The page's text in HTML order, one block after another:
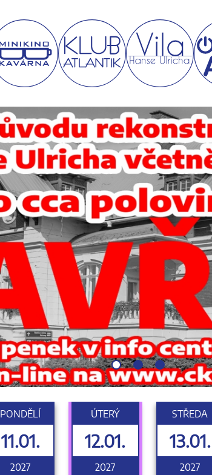
PONDĚLÍ
11.01.
2027
ÚTERÝ
12.01.
2027
STŘEDA
13.01.
2027